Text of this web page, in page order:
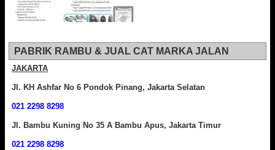
PABRIK RAMBU & JUAL CAT MARKA JALAN
JAKARTA
Jl. KH Ashfar No 6 Pondok Pinang, Jakarta Selatan
021 2298 8298
Jl. Bambu Kuning No 35 A Bambu Apus, Jakarta Timur
021 2298 8298